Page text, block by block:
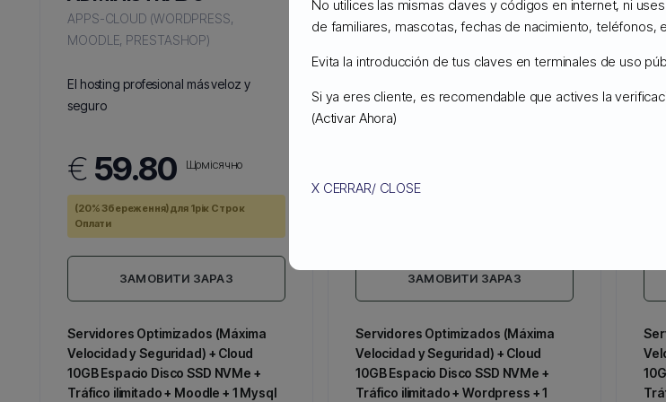
APPS-CLOUD (WORDPRESS,
MOODLE, PRESTASHOP)
El hosting profesional más veloz y
seguro
€ 59.80 Щомісячно
(20% Збереження) для 1рік Строк
Оплати
ЗАМОВИТИ ЗАРАЗ
Servidores Optimizados (Máxima
Velocidad y Seguridad) + Cloud
10GB Espacio Disco SSD NVMe +
Tráfico ilimitado + Moodle + 1 Mysql
APPS-CLOUD (WORDPRESS,
seguro
ЗАМОВИТИ ЗАРАЗ
Servidores Optimizados (Máxima
Velocidad y Seguridad) + Cloud
10GB Espacio Disco SSD NVMe +
Tráfico ilimitado + Wordpress + 1
No utilices las mismas claves y códigos en internet, ni
de familiares, mascotas, fechas de nacimiento, teléfonos,
Evita la introducción de tus claves en terminales de uso
Si ya eres cliente, es recomendable que actives la
(Activar Ahora)
X CERRAR/ CLOSE